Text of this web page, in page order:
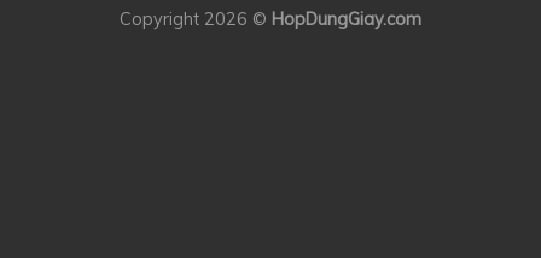
Copyright 2026 © HopDungGiay.com